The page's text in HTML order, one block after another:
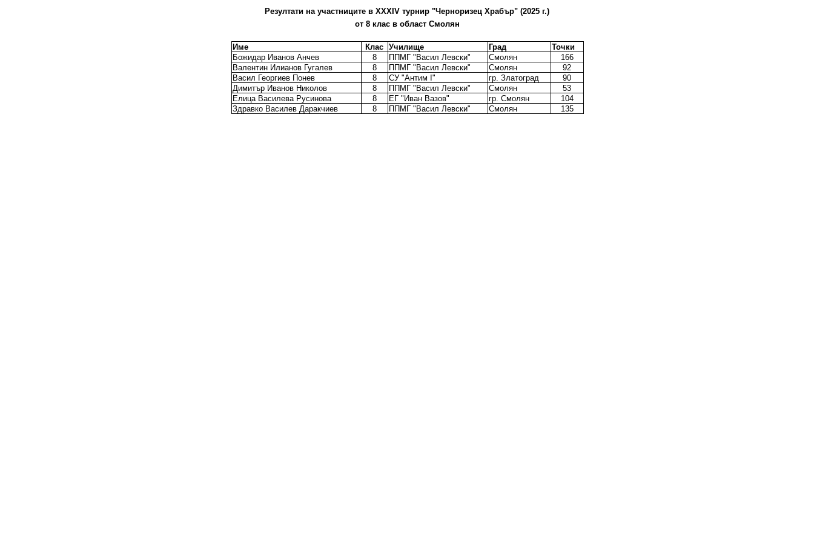
Резултати на участниците в XХXIV турнир "Черноризец Храбър" (2025 г.)
от 8 клас в област Смолян
Име Клас Училище Град
Точки
Божидар Иванов Анчев
8 ППМГ "Васил Левски" Смолян
166
Валентин Илианов Гугалев
8 ППМГ "Васил Левски" Смолян
92
Васил Георгиев Понев
8 СУ "Антим I" гр. Златоград
90
Димитър Иванов Николов
8 ППМГ "Васил Левски" Смолян
53
Елица Василева Русинова
8 ЕГ "Иван Вазов" гр. Смолян
104
Здравко Василев Даракчиев
8 ППМГ "Васил Левски" Смолян 135